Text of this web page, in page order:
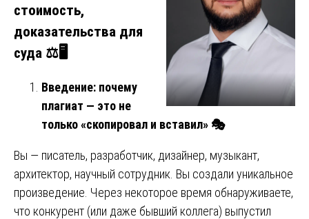
стоимость,
доказательства для
суда ⚖🖥
Введение: почему
плагиат — это не
только «скопировал и вставил» 🎭
Вы — писатель, разработчик, дизайнер, музыкант,
архитектор, научный сотрудник. Вы создали уникальное
произведение. Через некоторое время обнаруживаете,
что конкурент (или даже бывший коллега) выпустил